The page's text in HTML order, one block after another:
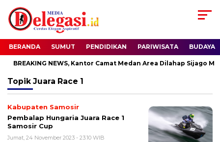
BERANDA SUMUT PENDIDIKAN PARIWISATA BUDAYA
BREAKING NEWS, Kantor Camat Medan Area Dilahap Sijago
Topik Juara Race 1
Kabupaten Samosir
Pembalap Hungaria Juara Race 1
Samosir Cup
Jumat, 24 November 2023 - 23:10 WIB